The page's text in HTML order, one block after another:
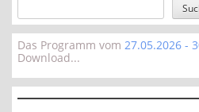
Das Programm vom 27.05.2026 -
Download...